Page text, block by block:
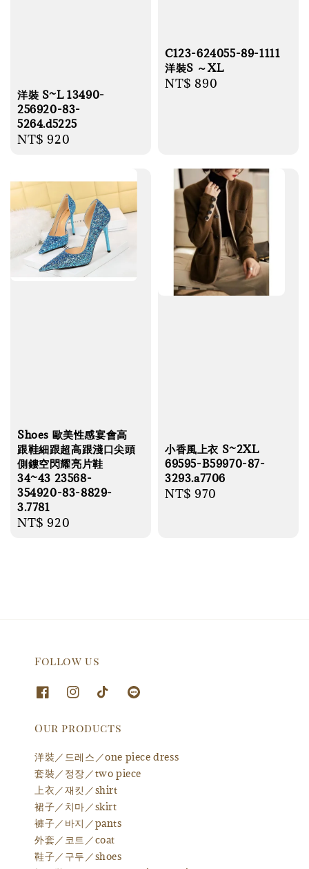
洋裝 S~L 13490-
256920-83-
5264.d5225
Regular
NT$ 920
C123-624055-89-1111
洋裝S ～XL
Regular
NT$ 890
Shoes 歐美性感宴會高
跟鞋細跟超高跟淺口尖頭
側鏤空閃耀亮片鞋
34~43 23568-
354920-83-8829-
3.7781
Regular
NT$ 920
小香風上衣 S~2XL
69595-B59970-87-
3293.a7706
Regular
NT$ 970
Follow us
Our products
洋裝／드레스／one piece dress
套裝／정장／two piece
上衣／재킷／shirt
裙子／치마／skirt
褲子／바지／pants
外套／코트／coat
鞋子／구두／shoes